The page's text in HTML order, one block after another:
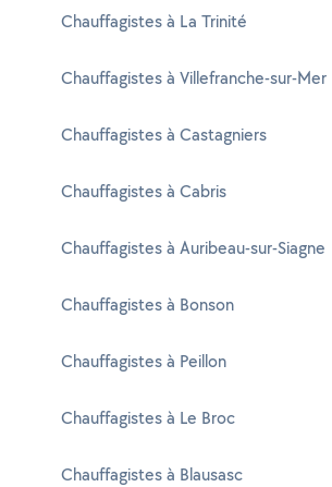
Chauffagistes à La Trinité
Chauffagistes à Villefranche-sur-Mer
Chauffagistes à Castagniers
Chauffagistes à Cabris
Chauffagistes à Auribeau-sur-Siagne
Chauffagistes à Bonson
Chauffagistes à Peillon
Chauffagistes à Le Broc
Chauffagistes à Blausasc